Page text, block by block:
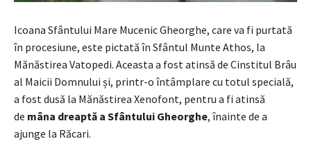
Icoana Sfântului Mare Mucenic Gheorghe, care va fi purtată
în procesiune, este pictată în Sfântul Munte Athos, la
Mănăstirea Vatopedi. Aceasta a fost atinsă de Cinstitul Brâu
al Maicii Domnului și, printr-o întâmplare cu totul specială,
a fost dusă la Mănăstirea Xenofont, pentru a fi atinsă
de mâna dreaptă a Sfântului Gheorghe, înainte de a
ajunge la Răcari.